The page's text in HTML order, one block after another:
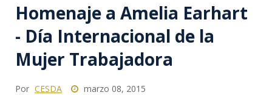
Homenaje a Amelia Earhart
- Día Internacional de la
Mujer Trabajadora
Por CESDA marzo 08, 2015